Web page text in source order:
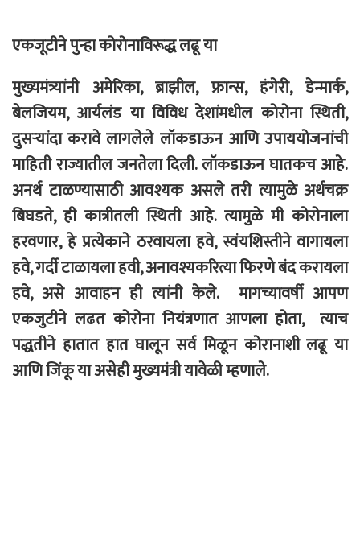
एकजूटीने पुन्हा कोरोनाविरूद्ध लढू या
मुख्यमंत्र्यांनी अमेरिका, ब्राझील, फ्रान्स, हंगेरी, डेन्मार्क,
बेलजियम, आर्यलंड या विविध देशांमधील कोरोना स्थिती,
दुसऱ्यांदा करावे लागलेले लॉकडाऊन आणि उपाययोजनांची
माहिती राज्यातील जनतेला दिली. लॉकडाऊन घातकच आहे.
अनर्थ टाळण्यासाठी आवश्यक असले तरी त्यामुळे अर्थचक्र
बिघडते, ही कात्रीतली स्थिती आहे. त्यामुळे मी कोरोनाला
हरवणार, हे प्रत्येकाने ठरवायला हवे, स्वंयशिस्तीने वागायला
हवे, गर्दी टाळायला हवी, अनावश्यकरित्या फिरणे बंद करायला
हवे, असे आवाहन ही त्यांनी केले. मागच्यावर्षी आपण
एकजुटीने लढत कोरोना नियंत्रणात आणला होता, त्याच
पद्धतीने हातात हात घालून सर्व मिळून कोरानाशी लढू या
आणि जिंकू या असेही मुख्यमंत्री यावेळी म्हणाले.